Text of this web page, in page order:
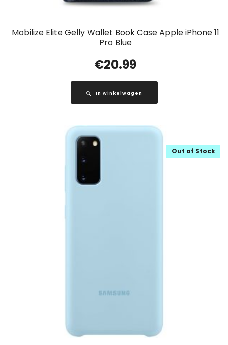
Mobilize Elite Gelly Wallet Book Case Apple iPhone 11
Pro Blue
€20.99
In winkelwagen
Out of Stock